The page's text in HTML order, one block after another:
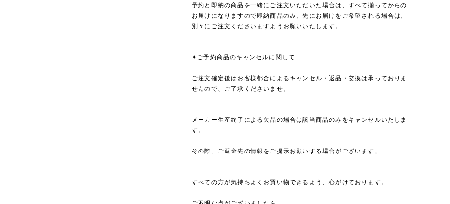
予約と即納の商品を一緒にご注文いただいた場合は、すべて揃ってからの
お届けになりますので即納商品のみ、先にお届けをご希望される場合は、
別々にご注文くださいますようお願いいたします。
✦ご予約商品のキャンセルに関して
ご注文確定後はお客様都合によるキャンセル・返品・交換は承っておりま
せんので、ご了承くださいませ。
メーカー生産終了による欠品の場合は該当商品のみをキャンセルいたしま
す。
その際、ご返金先の情報をご提示お願いする場合がございます。
すべての方が気持ちよくお買い物できるよう、心がけております。